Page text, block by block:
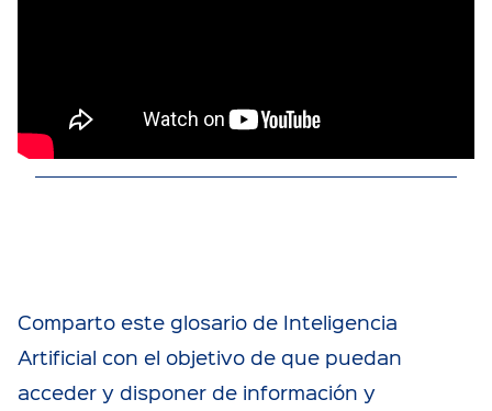
Comparto este glosario de Inteligencia
Artificial con el objetivo de que puedan
acceder y disponer de información y